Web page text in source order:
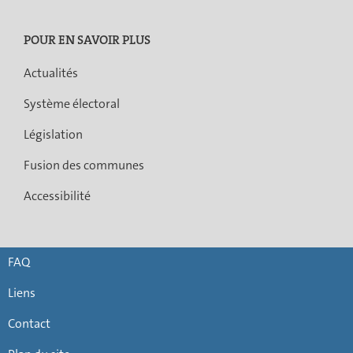
POUR EN SAVOIR PLUS
Actualités
Système électoral
Législation
Fusion des communes
Accessibilité
FAQ
Liens
Contact